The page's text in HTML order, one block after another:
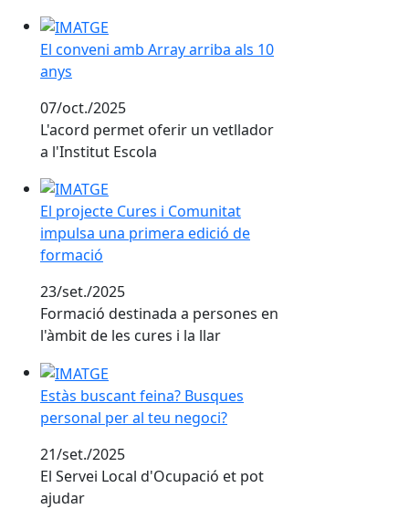
El conveni amb Array arriba als 10 anys
El conveni amb Array arriba als 10
anys
07/oct./2025
L'acord permet oferir un vetllador
a l'Institut Escola
El projecte Cures i Comunitat impulsa una primera
El projecte Cures i Comunitat
impulsa una primera edició de
formació
23/set./2025
Formació destinada a persones en
l'àmbit de les cures i la llar
Estàs buscant feina? Busques personal per al teu
Estàs buscant feina? Busques
personal per al teu negoci?
21/set./2025
El Servei Local d'Ocupació et pot
ajudar